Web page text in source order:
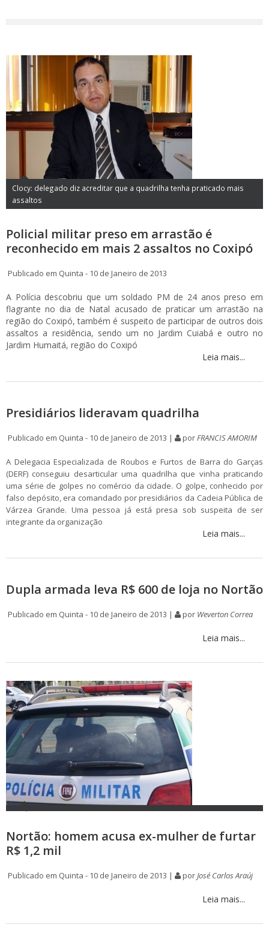
Clocy: delegado diz acreditar que a quadrilha tenha praticado mais
assaltos
Policial militar preso em arrastão é
reconhecido em mais 2 assaltos no Coxipó
Publicado em Quinta - 10 de Janeiro de 2013
A Polícia descobriu que um soldado PM de 24 anos preso em
flagrante no dia de Natal acusado de praticar um arrastão na
região do Coxipó, também é suspeito de participar de outros dois
assaltos a residência, sendo um no Jardim Cuiabá e outro no
Jardim Humaitá, região do Coxipó
Leia mais...
Presidiários lideravam quadrilha
Publicado em Quinta - 10 de Janeiro de 2013 | porFRANCIS AMORIM
A Delegacia Especializada de Roubos e Furtos de Barra do Garças
(DERF) conseguiu desarticular uma quadrilha que vinha praticando
uma série de golpes no comércio da cidade. O golpe, conhecido por
falso depósito, era comandado por presidiários da Cadeia Pública de
Várzea Grande. Uma pessoa já está presa sob suspeita de ser
integrante da organização
Leia mais...
Dupla armada leva R$ 600 de loja no Nortão
Publicado em Quinta - 10 de Janeiro de 2013 | por Weverton Correa
Leia mais...
Nortão: homem acusa ex-mulher de furtar
R$ 1,2 mil
Publicado em Quinta - 10 de Janeiro de 2013 | porJosé Carlos Araúj
Leia mais...